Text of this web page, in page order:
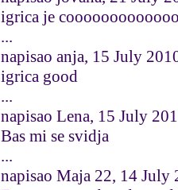
igrica je
...
napisao anja, 15 July
igrica good
...
napisao Lena, 15 July
Bas mi se svidja
...
napisao Maja 22, 14 July